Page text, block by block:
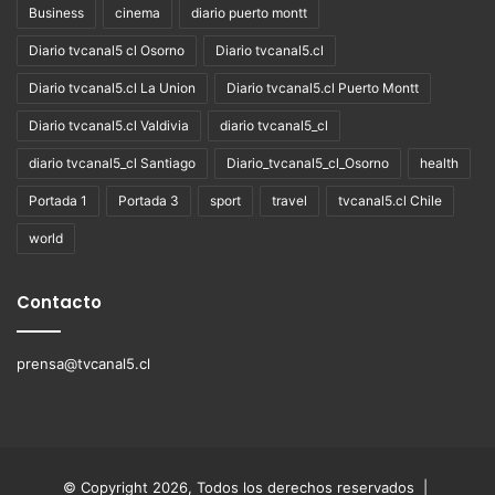
Business cinema diario puerto montt
Diario tvcanal5 cl Osorno Diario tvcanal5.cl
Diario tvcanal5.cl La Union Diario tvcanal5.cl Puerto Montt
Diario tvcanal5.cl Valdivia diario tvcanal5_cl
diario tvcanal5_cl Santiago Diario_tvcanal5_cl_Osorno health
Portada 1 Portada 3 sport travel tvcanal5.cl Chile
world
Contacto
prensa@tvcanal5.cl
© Copyright 2026, Todos los derechos reservados |